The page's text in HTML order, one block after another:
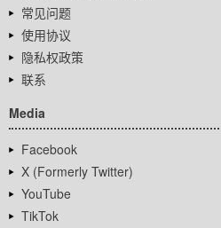
常见问题
使用协议
隐私权政策
联系
Media
Facebook
X (Formerly Twitter)
YouTube
TikTok